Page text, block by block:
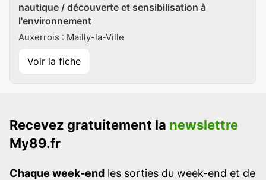
nautique / découverte et sensibilisation à
l'environnement
Auxerrois : Mailly-la-Ville
Voir la fiche
Recevez gratuitement la newslettre
My89.fr
Chaque week-end les sorties du week-end et de